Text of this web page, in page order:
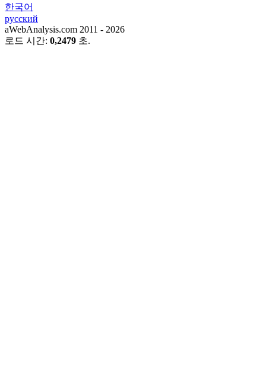
한국어
русский
aWebAnalysis.com 2011 - 2026
로드 시간: 0,2479 초.